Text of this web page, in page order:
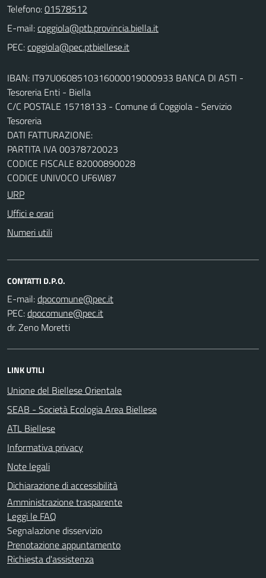
Telefono:01578512
E-mail:
PEC:
IBAN: IT97U0608510316000019000933 BANCA DI ASTI -
Tesoreria Enti - Biella
C/C POSTALE 15718133 - Comune di Coggiola - Servizio
Tesoreria
DATI FATTURAZIONE:
PARTITA IVA 00378720023
CODICE FISCALE 82000890028
CODICE UNIVOCO UF6W87
URP
Uffici e orari
Numeri utili
CONTATTI D.P.O.
E-mail:
PEC:
dr. Zeno Moretti
LINK UTILI
Unione del Biellese Orientale
SEAB - Società Ecologia Area Biellese
ATL Biellese
Informativa privacy
Note legali
Dichiarazione di accessibilità
Amministrazione trasparente
Leggi le FAQ
Segnalazione disservizio
Prenotazione appuntamento
Richiesta d'assistenza